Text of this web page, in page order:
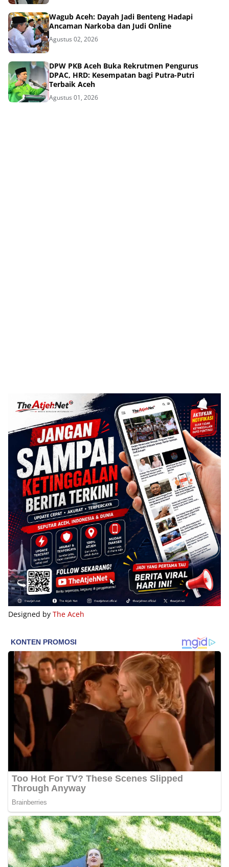
Wagub Aceh: Dayah Jadi Benteng Hadapi
Ancaman Narkoba dan Judi Online
Agustus 02, 2026
DPW PKB Aceh Buka Rekrutmen Pengurus
DPAC, HRD: Kesempatan bagi Putra-Putri
Terbaik Aceh
Agustus 01, 2026
Designed by The Aceh